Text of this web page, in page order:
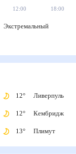
12:00 18:00
Экстремальный
12° Ливерпуль
12° Кембридж
13° Плимут